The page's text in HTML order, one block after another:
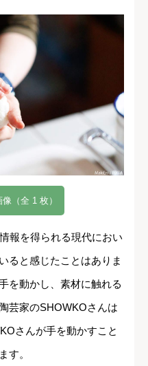
（全 1 枚）
報を得られる現代におい
ると感じたことはありま
を動かし、素材に触れる
芸家のSHOWKOさんは
さんが手を動かすこと
す。